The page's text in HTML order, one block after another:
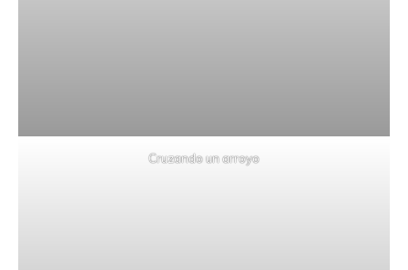
Cruzando un arroyo